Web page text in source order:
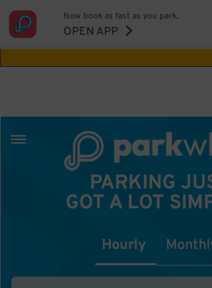
Aw Shucks!
Now book as fast as you park.
OPEN APP
PARKING
GOT A LOT
Hourly